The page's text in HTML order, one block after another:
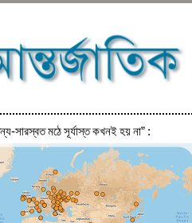
সারস্বত মঠে সূর্যাস্ত কখনই হয় না” :